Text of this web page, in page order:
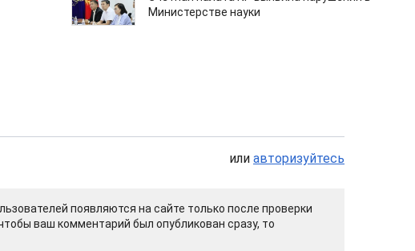
Министерстве науки
или авторизуйтесь
появляются на сайте только после проверки
ваш комментарий был опубликован сразу, то